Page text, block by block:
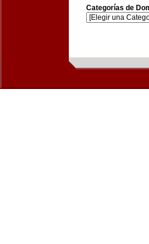
Categorías de